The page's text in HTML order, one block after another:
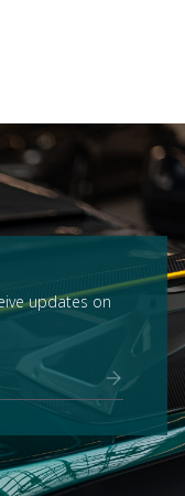
updates on